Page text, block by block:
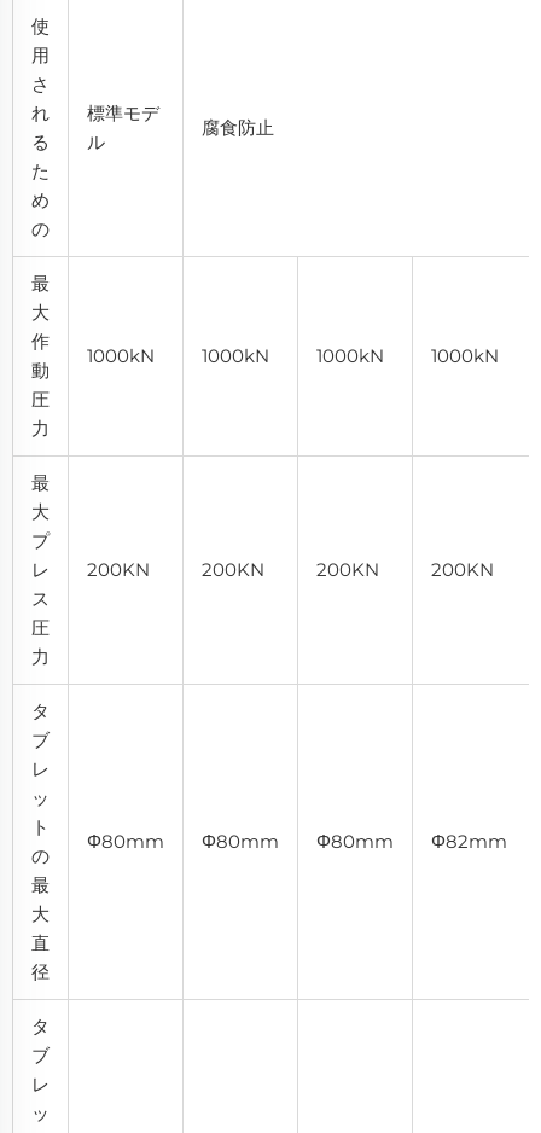
使
用
さ
れ
る
た
め
の
標準モデ
ル
腐食防止
最
大
作
動
圧
力
1000kN 1000kN 1000kN 1000kN
最
大
プ
レ
ス
圧
力
200KN 200KN 200KN 200KN
タ
ブ
レ
ッ
ト
の
最
大
直
径
Φ80mm Φ80mm Φ80mm Φ82mm
タ
ブ
レ
ッ